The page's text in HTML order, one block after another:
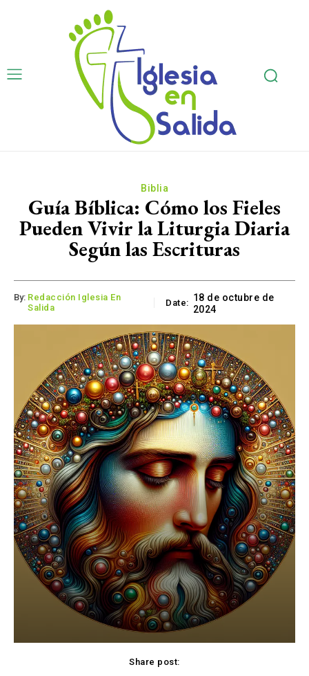
Biblia
Guía Bíblica: Cómo los Fieles
Pueden Vivir la Liturgia Diaria
Según las Escrituras
By: Redacción Iglesia En
Salida
Date: 18 de octubre de
2024
Share post: